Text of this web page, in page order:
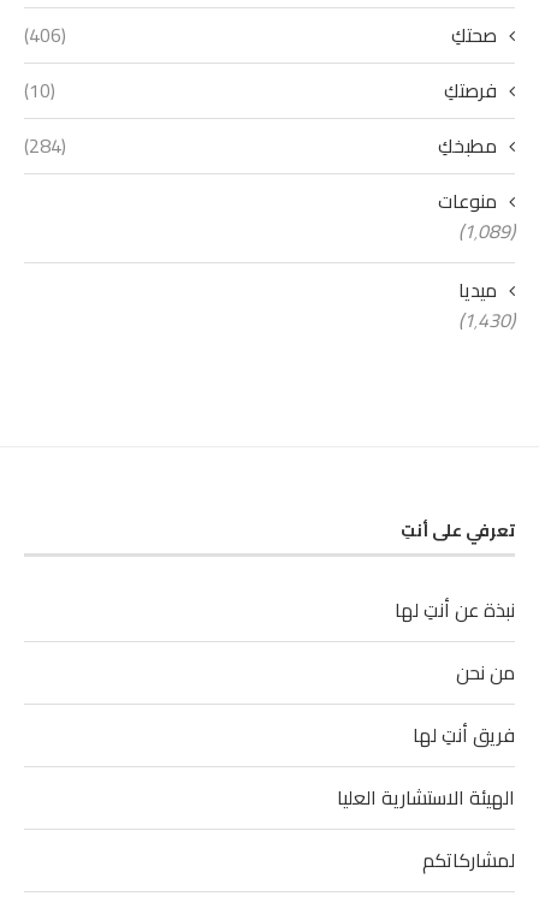
صحتكِ
(406)
فرصتكِ
(10)
مطبخكِ
(284)
منوعات
(1٬089)
ميديا
(1٬430)
تعرفي على أنتِ
نبذة عن أنتِ لها
من نحن
فريق أنتِ لها
الهيئة الاستشارية العليا
لمشاركاتكم